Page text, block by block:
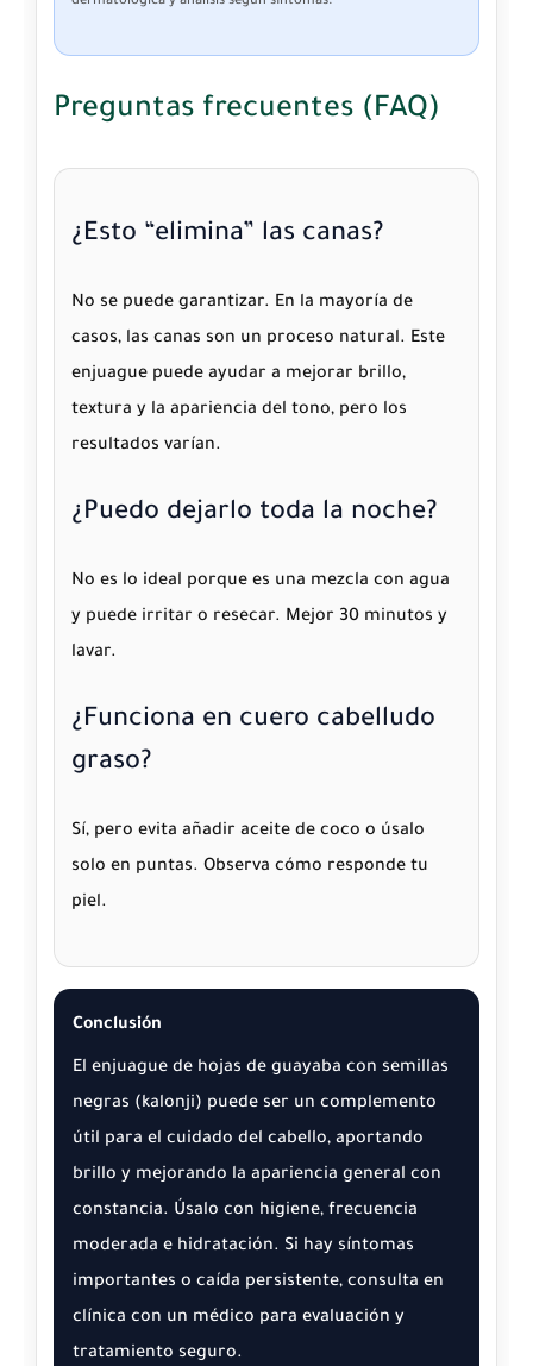
Preguntas frecuentes (FAQ)
¿Esto “elimina” las canas?
No se puede garantizar. En la mayoría de
casos, las canas son un proceso natural. Este
enjuague puede ayudar a mejorar brillo,
textura y la apariencia del tono, pero los
resultados varían.
¿Puedo dejarlo toda la noche?
No es lo ideal porque es una mezcla con agua
y puede irritar o resecar. Mejor 30 minutos y
lavar.
¿Funciona en cuero cabelludo
graso?
Sí, pero evita añadir aceite de coco o úsalo
solo en puntas. Observa cómo responde tu
piel.
Conclusión
El enjuague de hojas de guayaba con semillas
negras (kalonji) puede ser un complemento
útil para el cuidado del cabello, aportando
brillo y mejorando la apariencia general con
constancia. Úsalo con higiene, frecuencia
moderada e hidratación. Si hay síntomas
importantes o caída persistente, consulta en
clínica con un médico para evaluación y
tratamiento seguro.